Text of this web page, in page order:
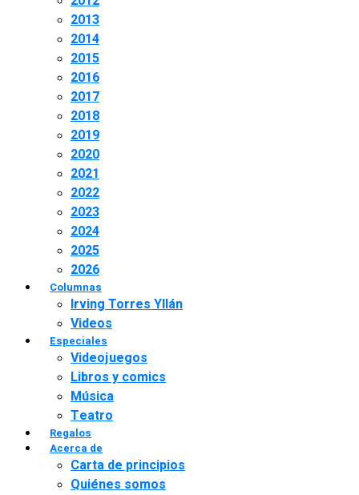
2013
2014
2015
2016
2017
2018
2019
2020
2021
2022
2023
2024
2025
2026
Columnas
Irving Torres Yllán
Videos
Especiales
Videojuegos
Libros y comics
Música
Teatro
Regalos
Acerca de
Carta de principios
Quiénes somos